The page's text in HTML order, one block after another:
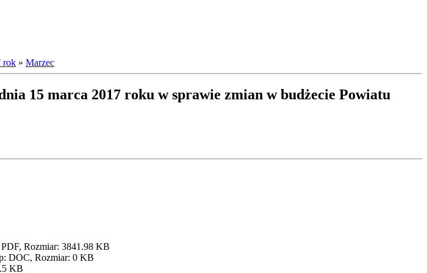
rok » Marzec
15 marca 2017 roku w sprawie zmian w budżecie Powiatu
Rozmiar: 3841.98 KB
DOC, Rozmiar: 0 KB
KB